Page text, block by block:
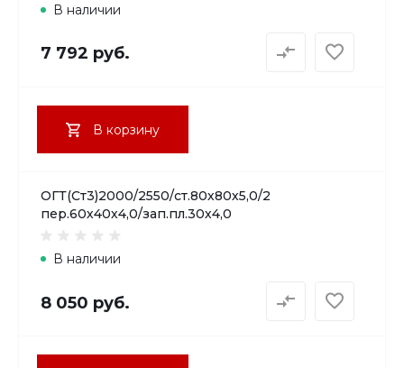
В наличии
7 792 руб.
В корзину
ОГТ(Ст3)2000/2550/ст.80х80х5,0/2
пер.60х40х4,0/зап.пл.30х4,0
В наличии
8 050 руб.